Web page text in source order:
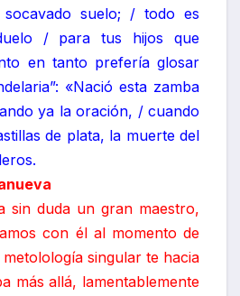
suelo; / todo es
/ para tus hijos que
en tanto prefería glosar
«Nació esta zamba
ya la oración, / cuando
de plata, la muerte del
sin duda un gran maestro,
con él al momento de
singular te hacia
más allá, lamentablemente